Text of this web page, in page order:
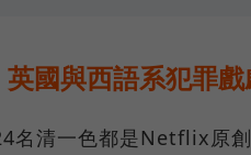
國與西語系犯罪戲
名清一色都是Netflix原